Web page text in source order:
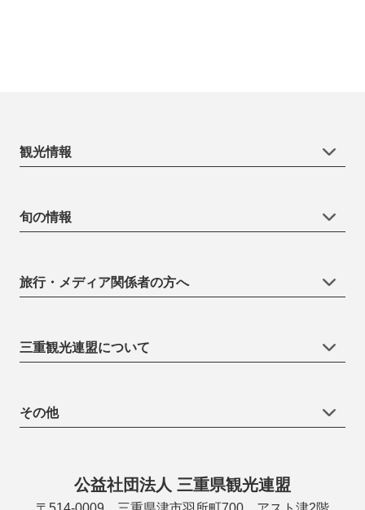
観光情報
旬の情報
旅行・メディア関係者の方へ
三重観光連盟について
その他
公益社団法人 三重県観光連盟